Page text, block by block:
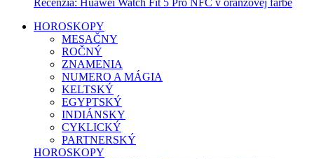
Recenzia: Huawei Watch Fit 5 Pro NFC v oranžovej farbe
HOROSKOPY
MESAČNY
ROČNÝ
ZNAMENIA
NUMERO A MÁGIA
KELTSKÝ
EGYPTSKÝ
INDIÁNSKY
CYKLICKÝ
PARTNERSKÝ
HOROSKOPY